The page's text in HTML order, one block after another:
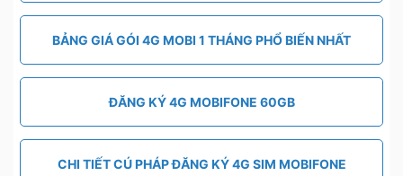
BẢNG GIÁ GÓI 4G MOBI 1 THÁNG PHỔ BIẾN NHẤT
ĐĂNG KÝ 4G MOBIFONE 60GB
CHI TIẾT CÚ PHÁP ĐĂNG KÝ 4G SIM MOBIFONE